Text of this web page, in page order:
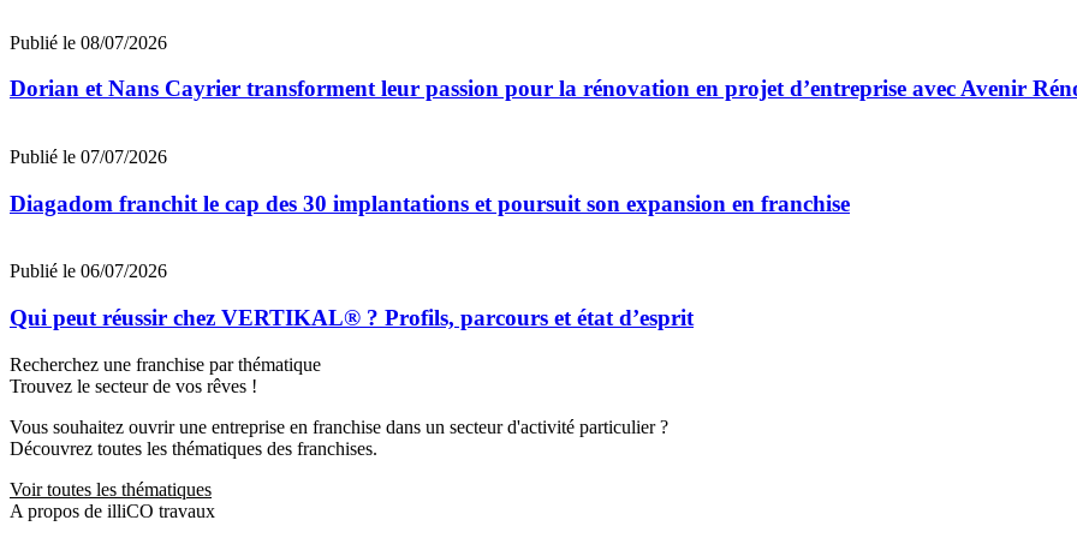
Publié le 08/07/2026
Dorian et Nans Cayrier transforment leur passion pour la rénovation en projet d’entreprise avec Avenir
Publié le 07/07/2026
Diagadom franchit le cap des 30 implantations et poursuit son expansion en franchise
Publié le 06/07/2026
Qui peut réussir chez VERTIKAL® ? Profils, parcours et état d’esprit
Recherchez une franchise par thématique
Trouvez le secteur de vos rêves !
Vous souhaitez ouvrir une entreprise en franchise dans un secteur d'activité particulier ?
Découvrez toutes les thématiques des franchises.
Voir toutes les thématiques
A propos de illiCO travaux